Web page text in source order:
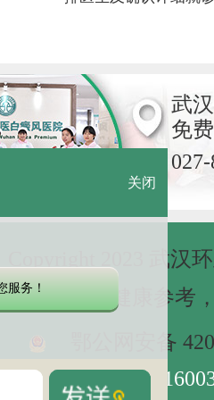
武
免
Copyright 2023 武汉
信息仅做健康参考
鄂公网安备
鄂ICP备
关闭
服务！